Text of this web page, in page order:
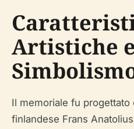
Artistiche e
Il memoriale fu
finlandese Frans